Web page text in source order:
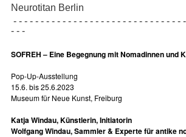
Neurotitan Berlin
- - - - - - - - - - - - - - - - - - - - - - - - - - - - - - -
- - -
SOFREH – Eine Begegnung mit Nomadinnen und
Pop-Up-Ausstellung
15.6. bis 25.6.2023
Museum für Neue Kunst, Freiburg
Katja Windau, Künstlerin, Initiatorin
Wolfgang Windau, Sammler & Experte für antike